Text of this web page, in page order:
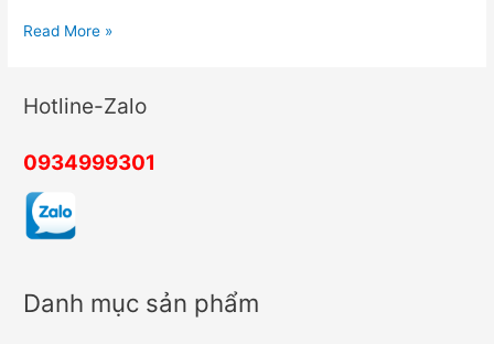
Lắp
trộm
văn
phòng
Read More »
Hotline-Zalo
0934999301
Danh mục sản phẩm